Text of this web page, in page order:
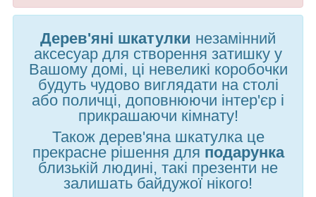
Дерев'яні шкатулки незамінний
аксесуар для створення затишку у
Вашому домі, ці невеликі коробочки
будуть чудово виглядати на столі
або поличці, доповнюючи інтер'єр і
прикрашаючи кімнату!
Також дерев'яна шкатулка це
прекрасне рішення для подарунка
близькій людині, такі презенти не
залишать байдужої нікого!